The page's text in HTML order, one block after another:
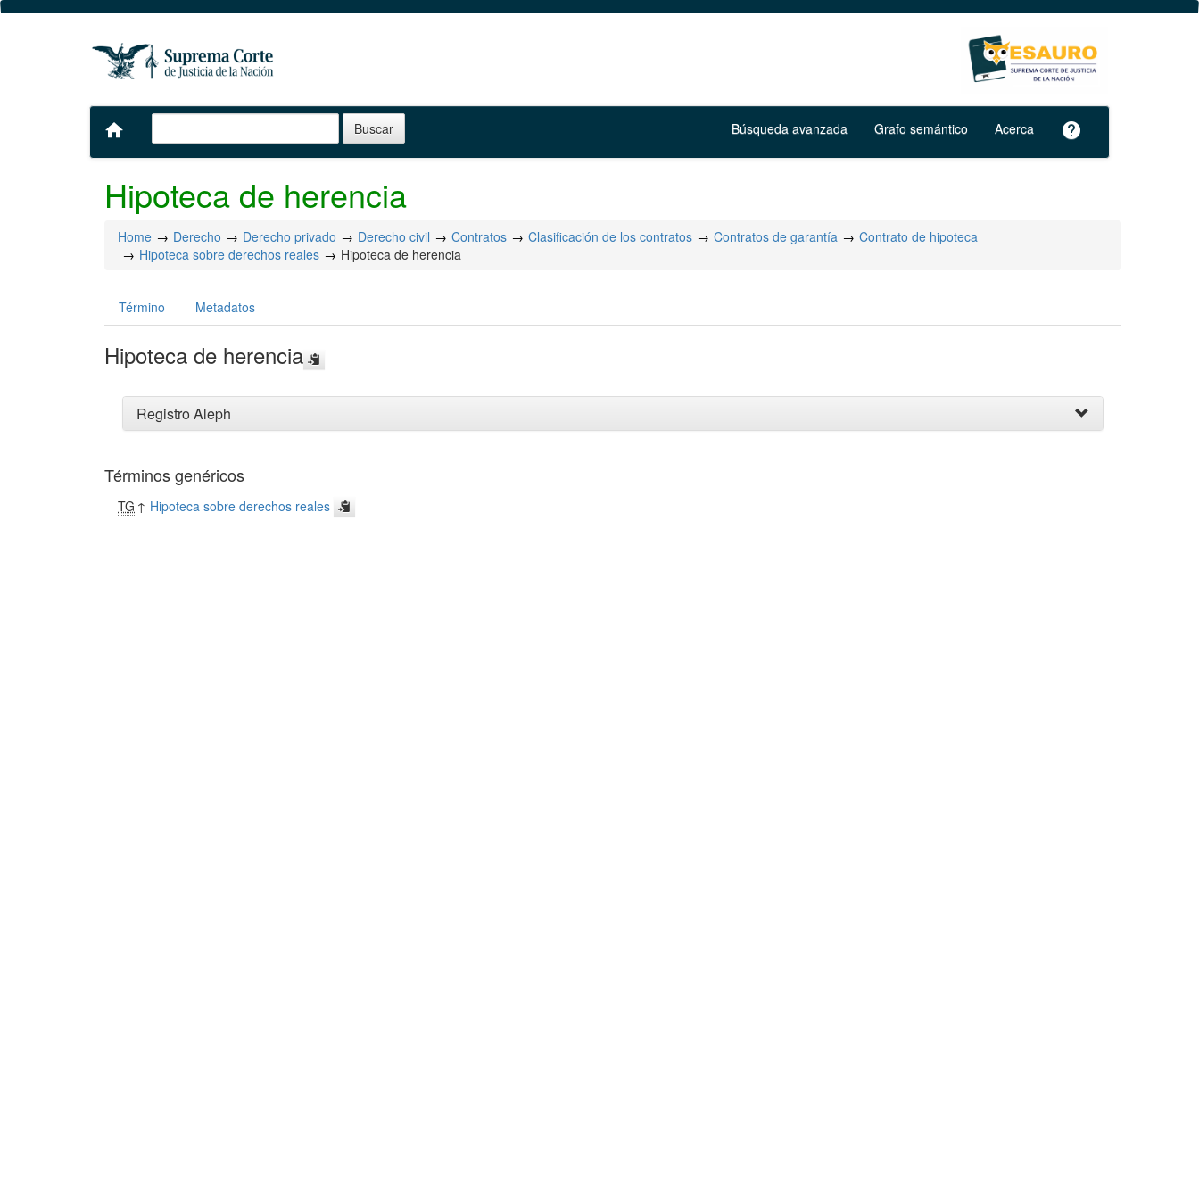
home Búsqueda avanzada Grafo semántico Acerca help
Hipoteca de herencia
Home Derecho Derecho privado Derecho civil Contratos Clasificación de los contratos Contratos de garantía
Contrato de hipoteca
Hipoteca sobre derechos reales
Hipoteca de herencia
Término Metadatos
Hipoteca de herencia
Registro Aleph
Términos genéricos
TG ↑ Hipoteca sobre derechos reales